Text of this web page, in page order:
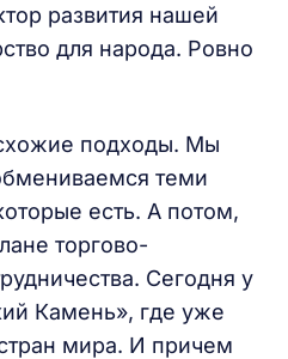
развития нашей
для народа. Ровно
подходы. Мы
теми
есть. А потом,
торгово-
Сегодня у
Камень», где уже
мира. И причем